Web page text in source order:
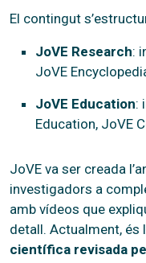
El contingut
JoVE Research:
JoVE
JoVE Education:
Education, JoVE
JoVE va ser creada
investigadors a
amb vídeos que
detall. Actualment, és
científica revisada